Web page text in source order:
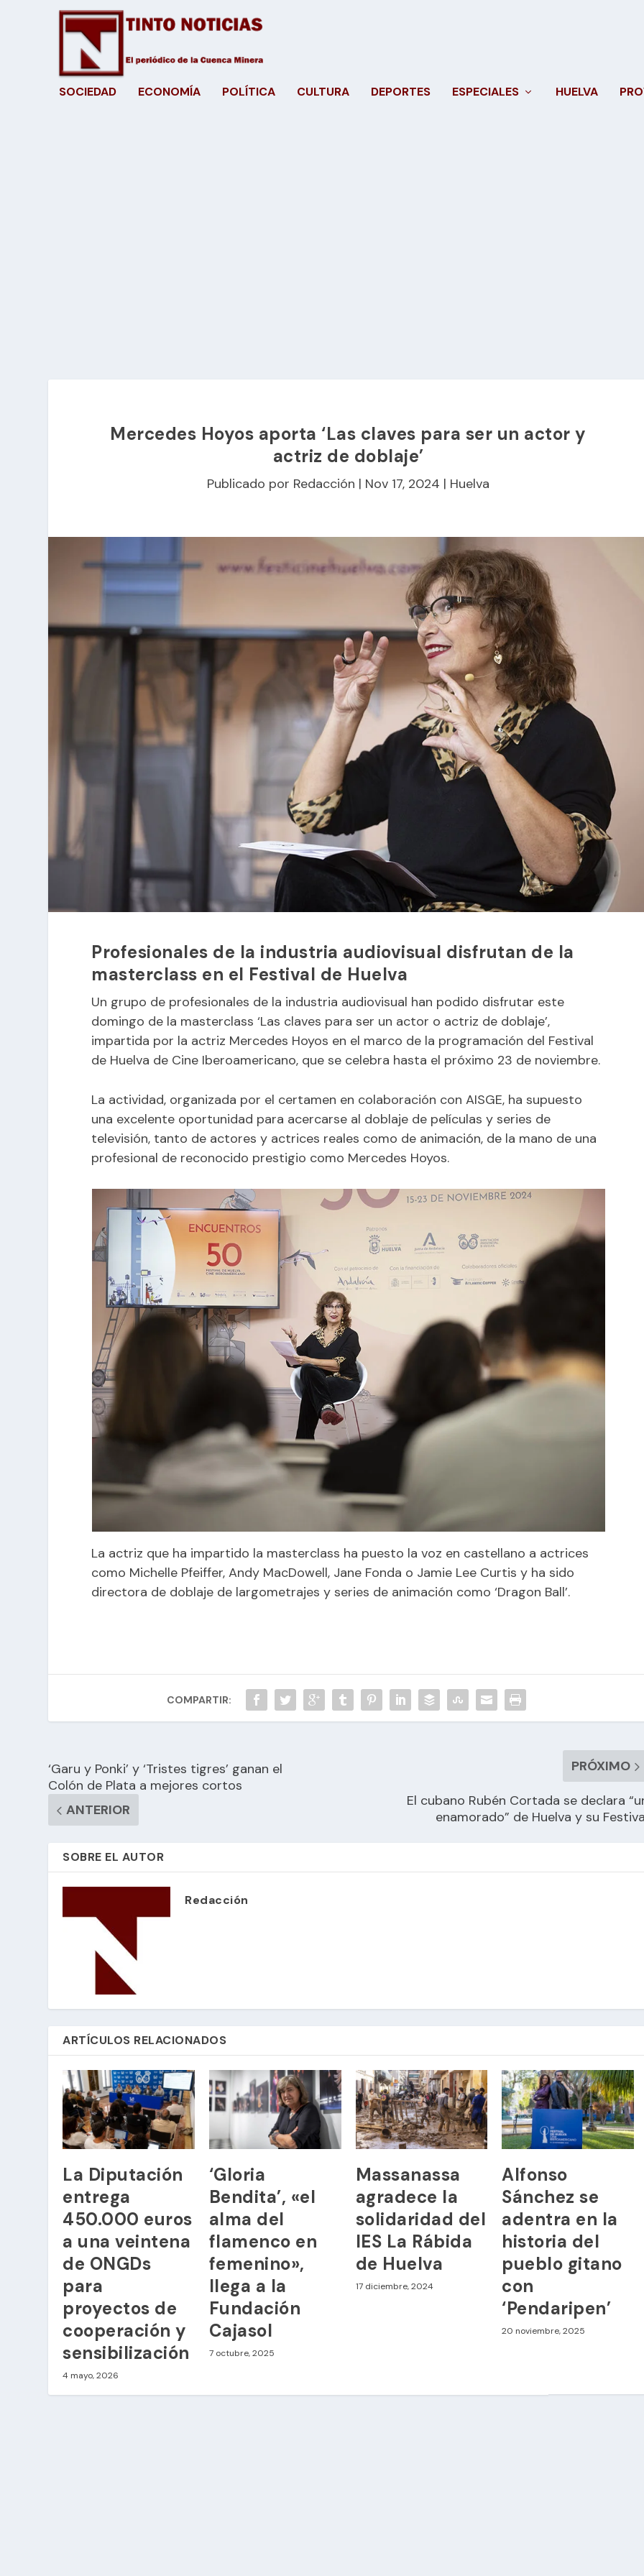
SOCIEDAD ECONOMÍA POLÍTICA CULTURA DEPORTES ESPECIALES HUELVA
Mercedes Hoyos aporta ‘Las claves para ser un actor y
actriz de doblaje’
Publicado por Redacción | Nov 17, 2024 | Huelva
Profesionales de la industria audiovisual disfrutan de la
masterclass en el Festival de Huelva
Un grupo de profesionales de la industria audiovisual han podido disfrutar este
domingo de la masterclass ‘Las claves para ser un actor o actriz de doblaje’,
impartida por la actriz Mercedes Hoyos en el marco de la programación del Festival
de Huelva de Cine Iberoamericano, que se celebra hasta el próximo 23 de noviembre.
La actividad, organizada por el certamen en colaboración con AISGE, ha supuesto
una excelente oportunidad para acercarse al doblaje de películas y series de
televisión, tanto de actores y actrices reales como de animación, de la mano de una
profesional de reconocido prestigio como Mercedes Hoyos.
La actriz que ha impartido la masterclass ha puesto la voz en castellano a actrices
como Michelle Pfeiffer, Andy MacDowell, Jane Fonda o Jamie Lee Curtis y ha sido
directora de doblaje de largometrajes y series de animación como ‘Dragon Ball’.
COMPARTIR:
‘Garu y Ponki’ y ‘Tristes tigres’ ganan el
Colón de Plata a mejores cortos
ANTERIOR
PRÓXIMO
El cubano Rubén Cortada se declara
enamorado” de Huelva y su
SOBRE EL AUTOR
Redacción
ARTÍCULOS RELACIONADOS
La Diputación
entrega
450.000 euros
a una veintena
de ONGDs
para
proyectos de
cooperación y
sensibilización
4 mayo, 2026
‘Gloria
Bendita’, «el
alma del
flamenco en
femenino»,
llega a la
Fundación
Cajasol
7 octubre, 2025
Massanassa
agradece la
solidaridad del
IES La Rábida
de Huelva
17 diciembre, 2024
Alfonso
Sánchez se
adentra en la
historia del
pueblo gitano
con
‘Pendaripen’
20 noviembre, 2025